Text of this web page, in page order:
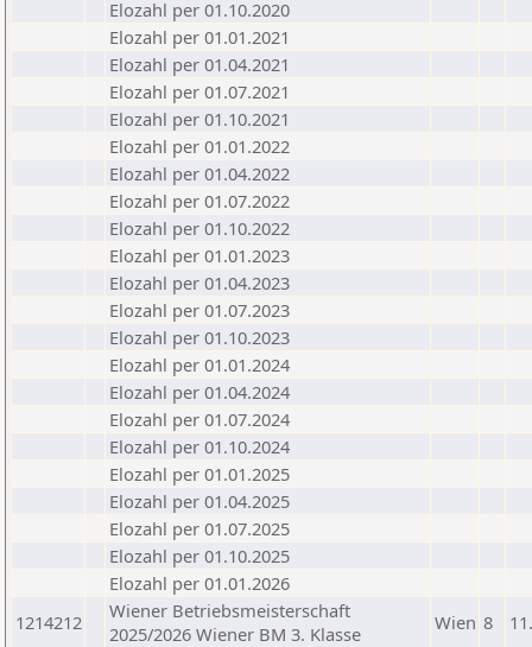
Elozahl per 01.10.2020
Elozahl per 01.01.2021
Elozahl per 01.04.2021
Elozahl per 01.07.2021
Elozahl per 01.10.2021
Elozahl per 01.01.2022
Elozahl per 01.04.2022
Elozahl per 01.07.2022
Elozahl per 01.10.2022
Elozahl per 01.01.2023
Elozahl per 01.04.2023
Elozahl per 01.07.2023
Elozahl per 01.10.2023
Elozahl per 01.01.2024
Elozahl per 01.04.2024
Elozahl per 01.07.2024
Elozahl per 01.10.2024
Elozahl per 01.01.2025
Elozahl per 01.04.2025
Elozahl per 01.07.2025
Elozahl per 01.10.2025
Elozahl per 01.01.2026
1214212
Wiener Betriebsmeisterschaft
2025/2026 Wiener BM 3. Klasse
Wien 8